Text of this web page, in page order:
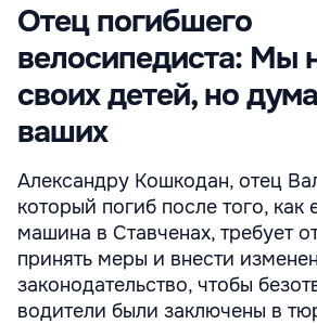
Отец погибшего
велосипедиста: Мы
своих детей, но
ваших
Александру Кошкодан, отец
который погиб после того, как
машина в Ставченах, требует
принять меры и внести
законодательство, чтобы
водители были заключены в